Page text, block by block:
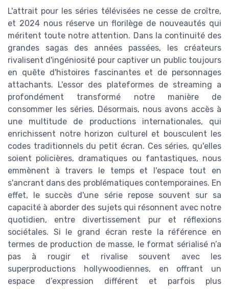
L'attrait pour les séries télévisées ne cesse de croître,
et 2024 nous réserve un florilège de nouveautés qui
méritent toute notre attention. Dans la continuité des
grandes sagas des années passées, les créateurs
rivalisent d'ingéniosité pour captiver un public toujours
en quête d'histoires fascinantes et de personnages
attachants. L'essor des plateformes de streaming a
profondément transformé notre manière de
consommer les séries. Désormais, nous avons accès à
une multitude de productions internationales, qui
enrichissent notre horizon culturel et bousculent les
codes traditionnels du petit écran. Ces séries, qu'elles
soient policières, dramatiques ou fantastiques, nous
emmènent à travers le temps et l'espace tout en
s'ancrant dans des problématiques contemporaines. En
effet, le succès d'une série repose souvent sur sa
capacité à aborder des sujets qui résonnent avec notre
quotidien, entre divertissement pur et réflexions
sociétales. Si le grand écran reste la référence en
termes de production de masse, le format sérialisé n’a
pas à rougir et rivalise souvent avec les
superproductions hollywoodiennes, en offrant un
espace d’expression différent et parfois plus